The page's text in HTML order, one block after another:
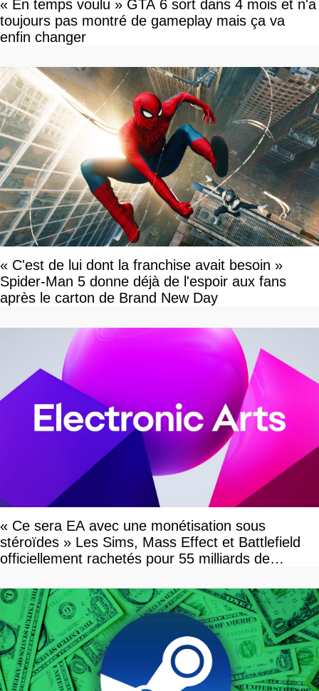
« En temps voulu » GTA 6 sort dans 4 mois et n'a
toujours pas montré de gameplay mais ça va
enfin changer
« C'est de lui dont la franchise avait besoin »
Spider-Man 5 donne déjà de l'espoir aux fans
après le carton de Brand New Day
« Ce sera EA avec une monétisation sous
stéroïdes » Les Sims, Mass Effect et Battlefield
officiellement rachetés pour 55 milliards de